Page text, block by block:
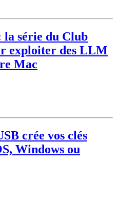
série du Club
exploiter des LLM
Mac
crée vos clés
Windows ou